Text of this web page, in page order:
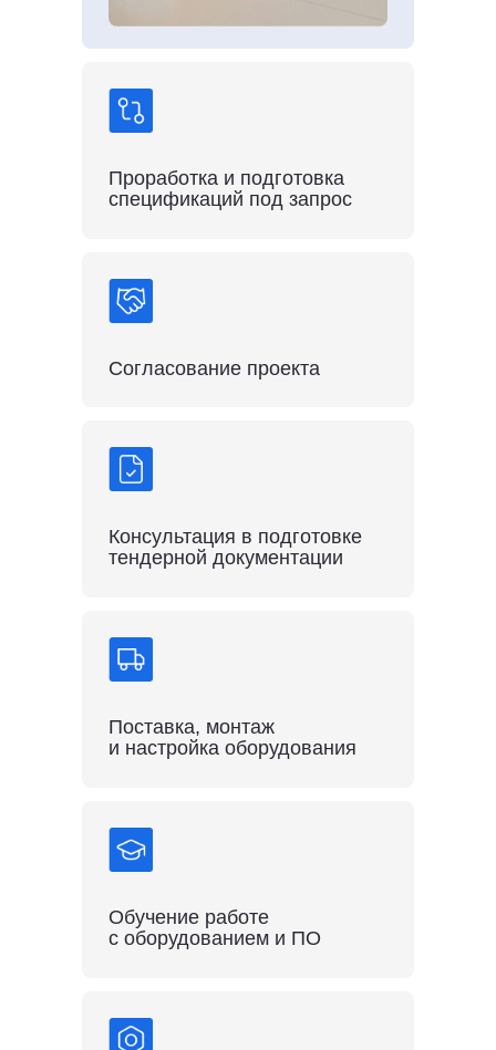
Проработка и подготовка
спецификаций под запрос
Согласование проекта
Консультация в подготовке
тендерной документации
Поставка, монтаж
и настройка оборудования
Обучение работе
с оборудованием и ПО